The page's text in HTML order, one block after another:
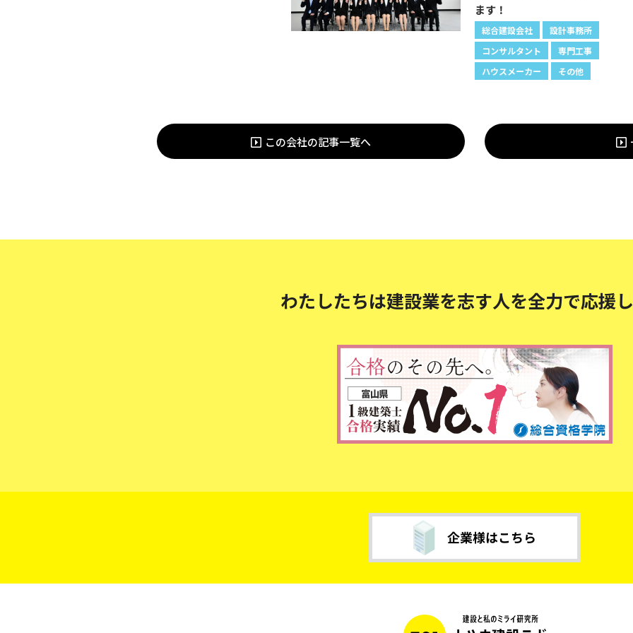
ます！
総合建設会社
設計事務所
コンサルタント
専門工事
ハウスメーカー
その他
この会社の記事一覧へ
わたしたちは建設業を志す人を全力で応援